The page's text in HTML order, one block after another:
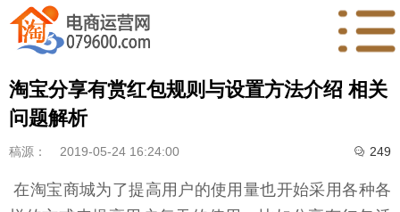
淘宝分享有赏红包规则与设置方法介绍 相关
问题解析
稿源： 2019-05-24 16:24:00  249
在淘宝商城为了提高用户的使用量也开始采用各种各